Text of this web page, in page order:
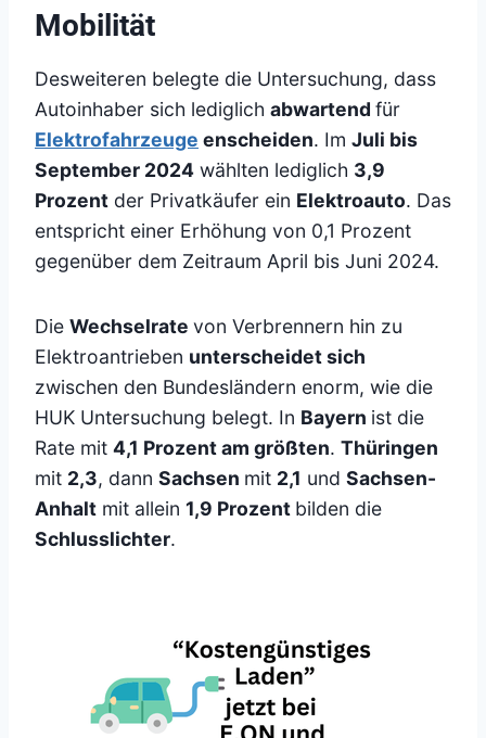
Mobilität
Desweiteren belegte die Untersuchung, dass
Autoinhaber sich lediglich abwartend für
Elektrofahrzeuge enscheiden. Im Juli bis
September 2024 wählten lediglich 3,9
Prozent der Privatkäufer ein Elektroauto. Das
entspricht einer Erhöhung von 0,1 Prozent
gegenüber dem Zeitraum April bis Juni 2024.
Die Wechselrate von Verbrennern hin zu
Elektroantrieben unterscheidet sich
zwischen den Bundesländern enorm, wie die
HUK Untersuchung belegt. In Bayern ist die
Rate mit 4,1 Prozent am größten. Thüringen
mit 2,3, dann Sachsen mit 2,1 und Sachsen-
Anhalt mit allein 1,9 Prozent bilden die
Schlusslichter.